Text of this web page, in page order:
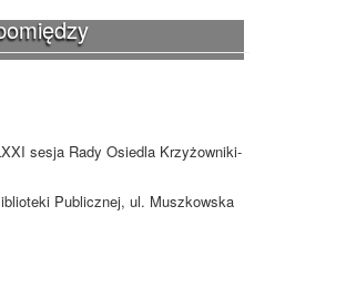
sesja Rady Osiedla Krzyżowniki-
Publicznej, ul. Muszkowska